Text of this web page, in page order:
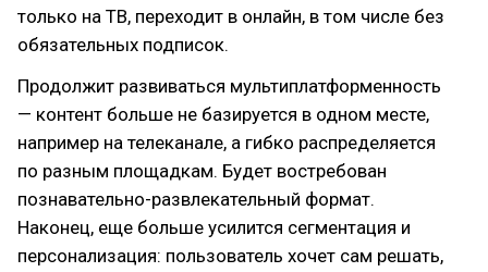
только на ТВ, переходит в онлайн, в том числе без
обязательных подписок.
Продолжит развиваться мультиплатформенность
— контент больше не базируется в одном месте,
например на телеканале, а гибко распределяется
по разным площадкам. Будет востребован
познавательно-развлекательный формат.
Наконец, еще больше усилится сегментация и
персонализация: пользователь хочет сам решать,